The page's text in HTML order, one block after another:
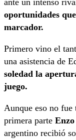
ante un intenso
oportunidades
marcador.
Primero vino el
una asistencia de
soledad la
juego.
Aunque eso no
primera parte Enzo
argentino recibió